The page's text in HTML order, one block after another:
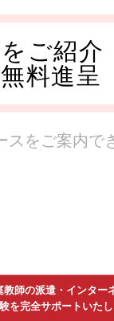
ご紹介
料進呈
スをご案内で
師の派遣・インター
を完全サポートいた